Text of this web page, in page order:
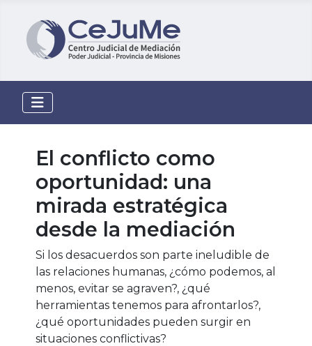
El conflicto como
oportunidad: una
mirada estratégica
desde la mediación
Si los desacuerdos son parte ineludible de
las relaciones humanas, ¿cómo podemos, al
menos, evitar se agraven?, ¿qué
herramientas tenemos para afrontarlos?,
¿qué oportunidades pueden surgir en
situaciones conflictivas?